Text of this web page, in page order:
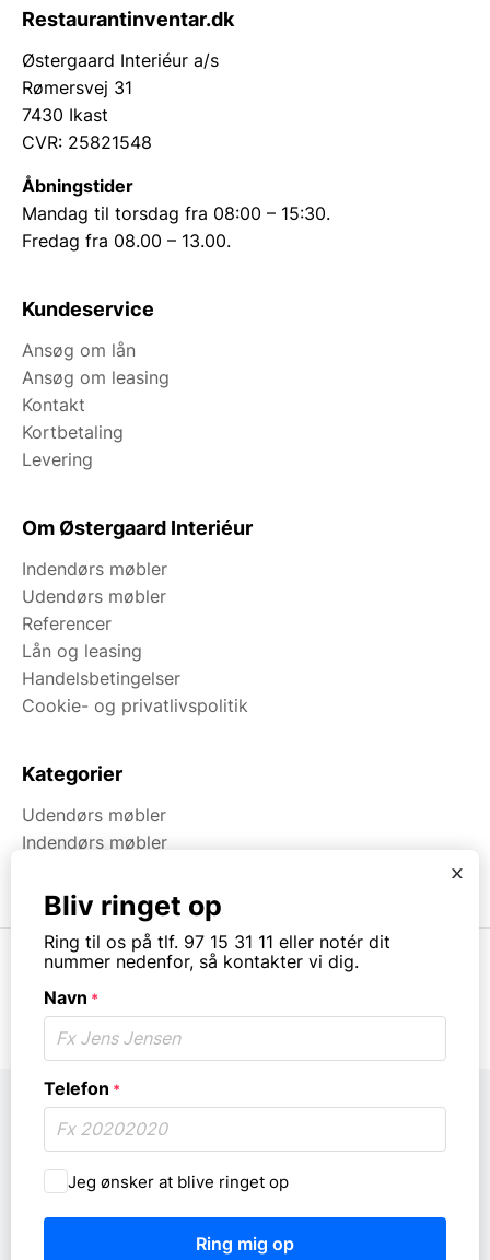
Restaurantinventar.dk
Østergaard Interiéur a/s
Rømersvej 31
7430 Ikast
CVR: 25821548
Åbningstider
Mandag til torsdag fra 08:00 – 15:30.
Fredag fra 08.00 – 13.00.
Kundeservice
Ansøg om lån
Ansøg om leasing
Kontakt
Kortbetaling
Levering
Om Østergaard Interiéur
Indendørs møbler
Udendørs møbler
Referencer
Lån og leasing
Handelsbetingelser
Cookie- og privatlivspolitik
Kategorier
Udendørs møbler
Indendørs møbler
© Copyright. All rights reserved.
x
Bliv ringet op
Ring til os på tlf. 97 15 31 11 eller notér dit
nummer nedenfor, så kontakter vi dig.
Navn *
Telefon *
Må
vi
ringe
Jeg ønsker at blive ringet op